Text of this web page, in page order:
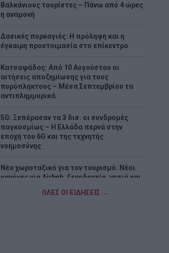
Βαλκάνιους τουρίστες – Πάνω από 4 ώρες
η αναμονή
Δασικές πυρκαγιές: Η πρόληψη και η
έγκαιρη προετοιμασία στο επίκεντρο
Κατσαφάδος: Από 10 Αυγούστου οι
αιτήσεις αποζημίωσης για τους
πυρόπληκτους – Μέσα Σεπτεμβρίου τα
αντιπλημμυρικά
5G: Ξεπέρασαν τα 3 δισ. οι συνδρομές
παγκοσμίως – Η Ελλάδα περνά στην
εποχή του 6G και της τεχνητής
νοημοσύνης
Νέο χωροταξικό για τον τουρισμό: Νέοι
κανόνες για Airbnb, ξενοδοχεία, νησιά και
ΟΛΕΣ ΟΙ ΕΙΔΗΣΕΙΣ →